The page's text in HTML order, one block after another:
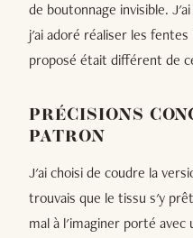
de boutonnage invisible.
j'ai adoré réaliser les
proposé était différent de
PRÉCISIONS
PATRON
J'ai choisi de coudre la
trouvais que le tissu s'y
mal à l'imaginer porté avec